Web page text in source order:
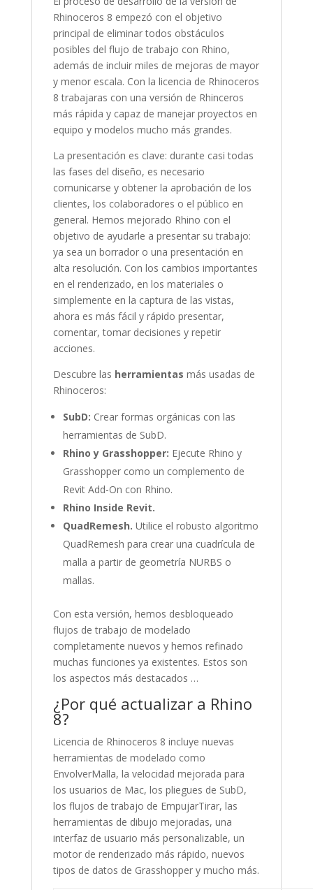
Rhinoceros 8 empezó con el objetivo
principal de eliminar todos obstáculos
posibles del flujo de trabajo con Rhino,
además de incluir miles de mejoras de mayor
y menor escala. Con la licencia de Rhinoceros
8 trabajaras con una versión de Rhinceros
más rápida y capaz de manejar proyectos en
equipo y modelos mucho más grandes.
La presentación es clave: durante casi todas
las fases del diseño, es necesario
comunicarse y obtener la aprobación de los
clientes, los colaboradores o el público en
general. Hemos mejorado Rhino con el
objetivo de ayudarle a presentar su trabajo:
ya sea un borrador o una presentación en
alta resolución. Con los cambios importantes
en el renderizado, en los materiales o
simplemente en la captura de las vistas,
ahora es más fácil y rápido presentar,
comentar, tomar decisiones y repetir
acciones.
Descubre las herramientas más usadas de
Rhinoceros:
SubD: Crear formas orgánicas con las
herramientas de SubD.
Rhino y Grasshopper: Ejecute Rhino y
Grasshopper como un complemento de
Revit Add-On con Rhino.
Rhino Inside Revit.
QuadRemesh. Utilice el robusto algoritmo
QuadRemesh para crear una cuadrícula de
malla a partir de geometría NURBS o
mallas.
Con esta versión, hemos desbloqueado
flujos de trabajo de modelado
completamente nuevos y hemos refinado
muchas funciones ya existentes. Estos son
los aspectos más destacados …
¿Por qué actualizar a Rhino
8?
Licencia de Rhinoceros 8 incluye nuevas
herramientas de modelado como
EnvolverMalla, la velocidad mejorada para
los usuarios de Mac, los pliegues de SubD,
los flujos de trabajo de EmpujarTirar, las
herramientas de dibujo mejoradas, una
interfaz de usuario más personalizable, un
motor de renderizado más rápido, nuevos
tipos de datos de Grasshopper y mucho más.